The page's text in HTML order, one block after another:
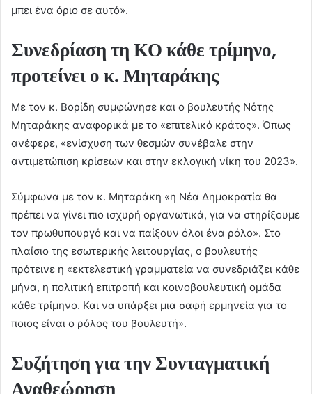
μπει ένα όριο σε αυτό».
Συνεδρίαση τη ΚΟ κάθε τρίμηνο,
προτείνει ο κ. Μηταράκης
Με τον κ. Βορίδη συμφώνησε και ο βουλευτής Νότης
Μηταράκης αναφορικά με το «επιτελικό κράτος». Όπως
ανέφερε, «ενίσχυση των θεσμών συνέβαλε στην
αντιμετώπιση κρίσεων και στην εκλογική νίκη του 2023».
Σύμφωνα με τον κ. Μηταράκη «η Νέα Δημοκρατία θα
πρέπει να γίνει πιο ισχυρή οργανωτικά, για να στηρίξουμε
τον πρωθυπουργό και να παίξουν όλοι ένα ρόλο». Στο
πλαίσιο της εσωτερικής λειτουργίας, ο βουλευτής
πρότεινε η «εκτελεστική γραμματεία να συνεδριάζει κάθε
μήνα, η πολιτική επιτροπή και κοινοβουλευτική ομάδα
κάθε τρίμηνο. Και να υπάρξει μια σαφή ερμηνεία για το
ποιος είναι ο ρόλος του βουλευτή».
Συζήτηση για την Συνταγματική
Αναθεώρηση